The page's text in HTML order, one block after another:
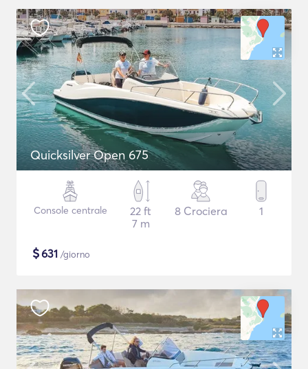
Quicksilver Open 675
Console centrale
22 ft
7 m
8 Crociera 1
$631 /giorno